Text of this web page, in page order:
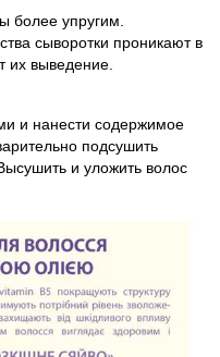
более упругим.
сыворотки проникают в
их выведение.
и нанести содержимое
подсушить
и уложить волос